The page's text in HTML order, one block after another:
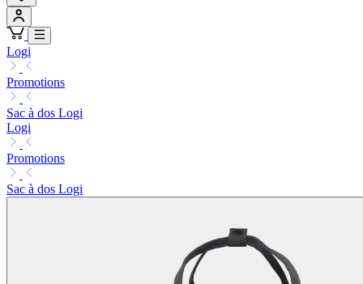
Logi
Promotions
Sac à dos Logi
Logi
Promotions
Sac à dos Logi